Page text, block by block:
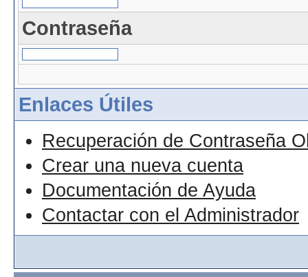
Contraseña
Enlaces Útiles
Recuperación de Contraseña
Crear una nueva cuenta
Documentación de Ayuda
Contactar con el Administrador